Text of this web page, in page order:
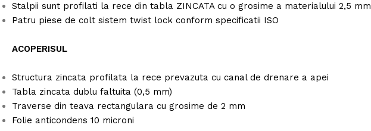
Stalpii sunt profilati la rece din tabla ZINCATA cu o grosime a materialului 2,5 mm
Patru piese de colt sistem twist lock conform specificatii ISO
ACOPERISUL
Structura zincata profilata la rece prevazuta cu canal de drenare a apei
Tabla zincata dublu faltuita (0,5 mm)
Traverse din teava rectangulara cu grosime de 2 mm
Folie anticondens 10 microni